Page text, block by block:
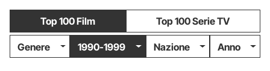
Top 100 Film Top 100 Serie TV
Genere 1990-1999 Nazione Anno